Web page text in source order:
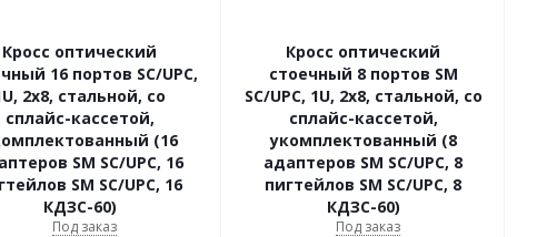
Кросс оптический
16 портов SC/UPC,
2х8, стальной, со
сплайс-кассетой,
(16
SM SC/UPC, 16
SM SC/UPC, 16
КДЗС-60)
Под заказ
Кросс оптический
стоечный 8 портов SM
SC/UPC, 1U, 2х8, стальной, со
сплайс-кассетой,
укомплектованный (8
адаптеров SM SC/UPC, 8
пигтейлов SM SC/UPC, 8
КДЗС-60)
Под заказ